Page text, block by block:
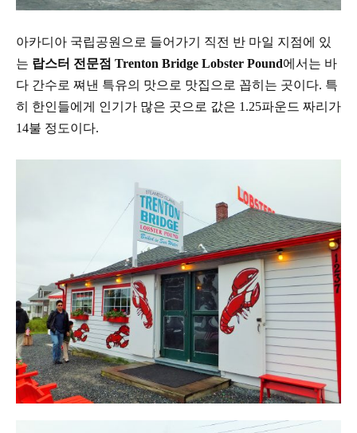
아카디아 국립공원으로 들어가기 직전 반 마일 지점에 있
는 랍스터 전문점 Trenton Bridge Lobster Pound에서는 바
다 간수로 쪄낸 특유의 맛으로 맛집으로 꼽히는 곳이다. 특
히 한인들에게 인기가 많은 곳으로 값은 1.25파운드 짜리가
14불 정도이다.